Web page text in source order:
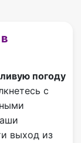
погоду
с
выход из